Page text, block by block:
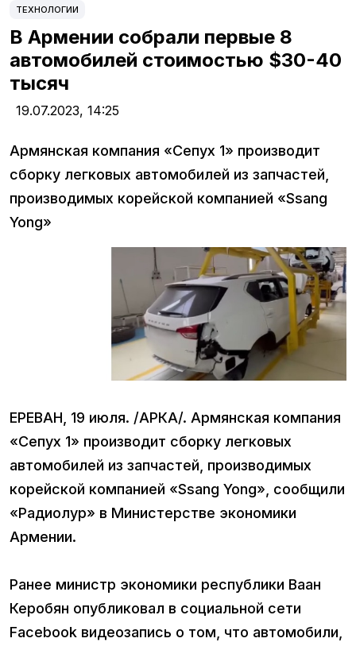
ТЕХНОЛОГИИ
В Армении собрали первые 8
автомобилей стоимостью $30-40
тысяч
19.07.2023, 14:25
Армянская компания «Сепух 1» производит
сборку легковых автомобилей из запчастей,
производимых корейской компанией «Ssang
Yong»
ЕРЕВАН, 19 июля. /АРКА/. Армянская компания
«Сепух 1» производит сборку легковых
автомобилей из запчастей, производимых
корейской компанией «Ssang Yong», сообщили
«Радиолур» в Министерстве экономики
Армении.
Ранее министр экономики республики Ваан
Керобян опубликовал в социальной сети
Facebook видеозапись о том, что автомобили,